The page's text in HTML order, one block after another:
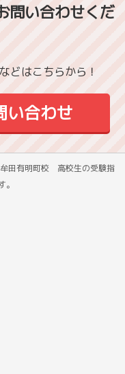
問い合わせくだ
どはこちらから！
合わせ
田有明町校 高校生の受験指